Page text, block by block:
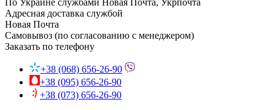
По Украине службами Новая Почта, Укрпочта
Адресная доставка службой
Новая Почта
Самовывоз (по согласованию с менеджером)
Заказать по телефону
+38 (068) 656-26-90
+38 (095) 656-26-90
+38 (073) 656-26-90